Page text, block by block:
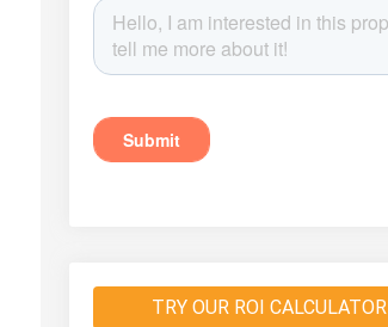
TRY OUR ROI CALCULATOR